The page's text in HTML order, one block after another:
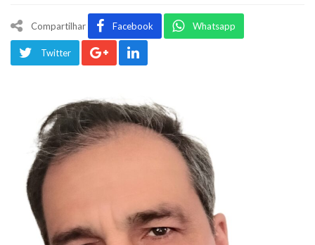
Compartilhar Facebook Whatsapp
Twitter